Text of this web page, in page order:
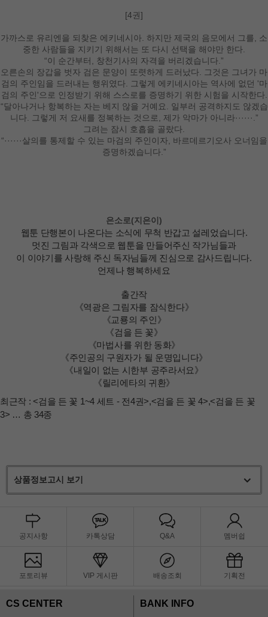
[4권]
가까스로 유리엔을 되찾은 에키네시아. 하지만 제국의 음모에서 그를, 소
중한 사람들을 지키기 위해서는 또 다시 선택을 해야만 한다.
“이 순간부터, 창천기사의 자격을 버리겠습니다.”
오른손의 장갑을 벗자 검은 문양이 또렷하게 드러났다. 그것은 그녀가 마
검의 주인임을 드러내는 행위였다. 그렇게 에키네시아는 역사에 없던 '마
검의 주인'으로 인정받기 위해 스스로를 증명하기 위한 시험을 시작한다.
“달아나거나 항복하는 자는 베지 않을 거예요. 일부러 공격하지도 않겠습
니다. 그렇게 저 요새를 정복하는 것으로, 제가 악마가 아니라······.”
그려는 잠시 호흡을 골랐다.
“······살의를 통제할 수 있는 마검의 주인이자, 바르데르기오사 오너임을
증명하겠습니다.”
은소로(지은이)
웹툰 단행본이 나온다는 소식에 무척 반갑고 설레었습니다.
멋진 그림과 각색으로 웹툰을 만들어주신 작가님들과
이 이야기를 사랑해 주신 독자님들께 진심으로 감사드립니다.
언제나 행복하세요
출간작
《역광은 그림자를 잠식한다》
《교룡의 주인》
《검을 든 꽃》
《마법사를 위한 동화》
《주인공의 구원자가 될 운명입니다》
《내일이 없는 시한부 공주라서요》
《릴리에타의 귀환》
최근작 : <검을 든 꽃 1~4 세트 - 전4권>,<검을 든 꽃 4>,<검을 든 꽃
3> … 총 34종
상품정보고시 보기
공지사항 카톡상담 Q&A 멤버쉽
포토리뷰 VIP 게시판 배송조회 기획전
CS CENTER BANK INFO